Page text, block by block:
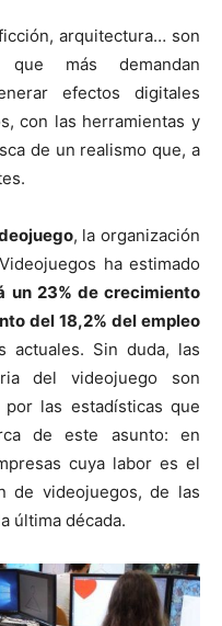
arquitectura… son
más demandan
efectos digitales
con las herramientas y
de un realismo que, a
, la organización
ha estimado
un 23% de crecimiento
del 18,2% del empleo
actuales. Sin duda, las
del videojuego son
las estadísticas que
de este asunto: en
cuya labor es el
de videojuegos, de las
última década.